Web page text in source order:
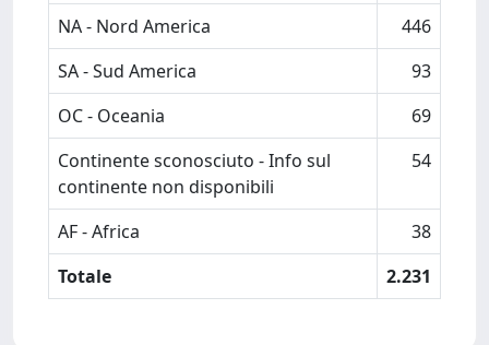
NA - Nord America
446
SA - Sud America
93
OC - Oceania
69
Continente sconosciuto - Info sul
continente non disponibili
54
AF - Africa
38
Totale
2.231